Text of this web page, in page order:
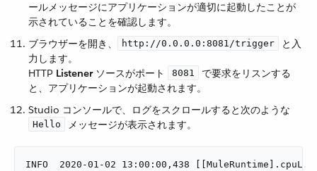
ールメッセージにアプリケーションが適切に起動したことが
示されていることを確認します。
ブラウザーを開き、​
http://0.0.0.0:8081/trigger
​ と入
力します。
HTTP ​ Listener​ ソースがポート ​ 8081
​ で要求をリスンする
と、アプリケーションが起動されます。
Studio コンソールで、ログをスクロールすると次のような ​
Hello ​ メッセージが表示されます。
INFO  2020-01-02 13:00:00,438